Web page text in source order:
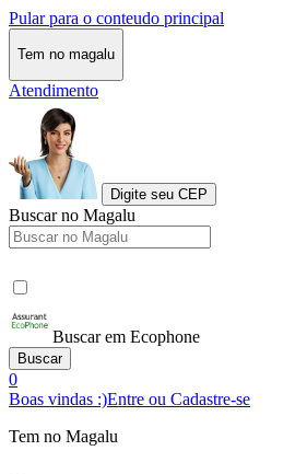
Pular para o conteudo principal
Tem no magalu
Atendimento
Digite seu CEP
Buscar no Magalu
Buscar em Ecophone
Buscar
0
Boas vindas :)Entre ou Cadastre-se
Tem no Magalu